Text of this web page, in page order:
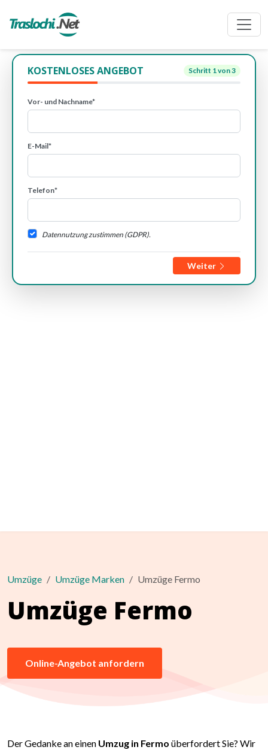
KOSTENLOSES ANGEBOT Schritt 1von 3
Vor- und Nachname*
E-Mail*
Telefon*
Datennutzung zustimmen (GDPR).
Weiter
Umzüge Umzüge Marken Umzüge Fermo
Umzüge Fermo
Online-Angebot anfordern
Der Gedanke an einen Umzug in Fermo überfordert Sie? Wir